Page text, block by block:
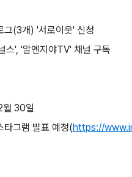
그(3개) '서로이웃' 신청
스', '알엔지야TV' 채널 구독
월 30일
타그램 발표 예정(https://